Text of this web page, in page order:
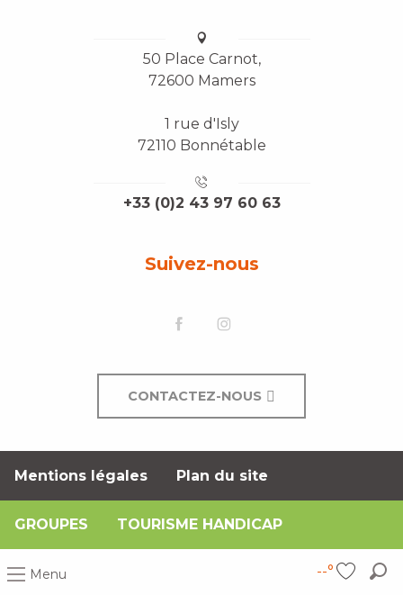
Menu
--°
50 Place Carnot,
72600 Mamers
1 rue d'Isly
72110 Bonnétable
+33 (0)2 43 97 60 63
Suivez-nous
CONTACTEZ-NOUS
Mentions légales Plan du site
GROUPES TOURISME HANDICAP